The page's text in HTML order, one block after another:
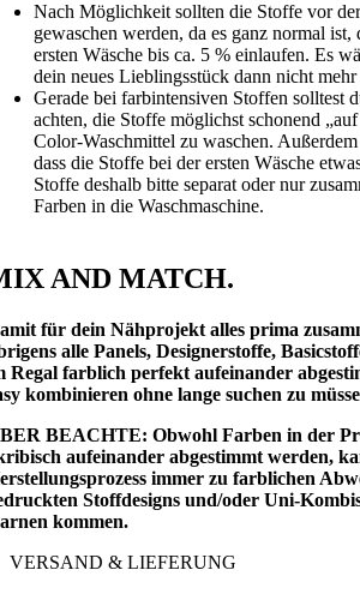
Nach Möglichkeit sollten die Stoffe vor
gewaschen werden, da es ganz normal
ersten Wäsche bis ca. 5 % einlaufen. Es
dein neues Lieblingsstück dann nicht
Gerade bei farbintensiven Stoffen solltest
achten, die Stoffe möglichst schonend
Color-Waschmittel zu waschen.
dass die Stoffe bei der ersten Wäsche
Stoffe deshalb bitte separat oder nur
Farben in die Waschmaschine.
AND MATCH.
für dein Nähprojekt alles prima
alle Panels, Designerstoffe,
Regal farblich perfekt aufeinander
kombinieren ohne lange suchen zu
BEACHTE: Obwohl Farben in der
aufeinander abgestimmt werden,
immer zu farblichen
Stoffdesigns und/oder Uni-
kommen.
VERSAND & LIEFERUNG